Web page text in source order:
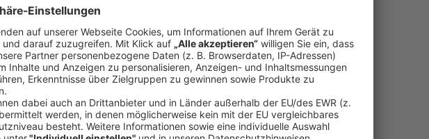
vieles mehr.